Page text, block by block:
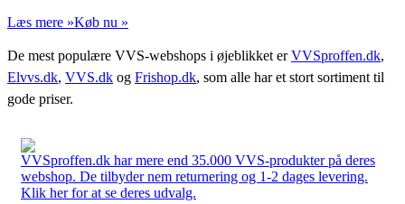
Læs mere »Køb nu »
De mest populære VVS-webshops i øjeblikket erVVSproffen.dk,
Elvvs.dk, VVS.dk og Frishop.dk, som alle har et stort sortiment til
gode priser.
VVSproffen.dk har mere end 35.000 VVS-produkter på deres
webshop. De tilbyder nem returnering og 1-2 dages levering.
Klik her for at se deres udvalg.